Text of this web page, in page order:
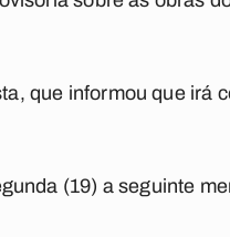
que informou que irá
(19) a seguinte